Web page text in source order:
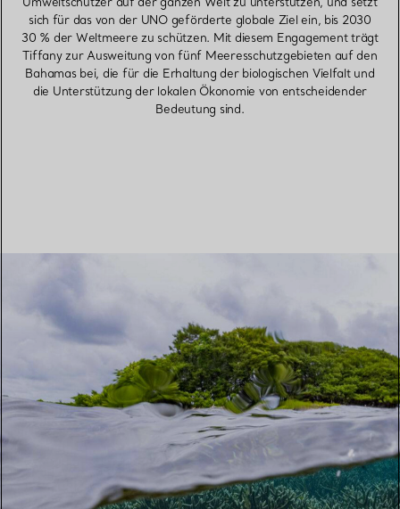
sich für das von der UNO geförderte globale Ziel ein, bis 2030
30 % der Weltmeere zu schützen. Mit diesem Engagement trägt
Tiffany zur Ausweitung von fünf Meeresschutzgebieten auf den
Bahamas bei, die für die Erhaltung der biologischen Vielfalt und
die Unterstützung der lokalen Ökonomie von entscheidender
Bedeutung sind.